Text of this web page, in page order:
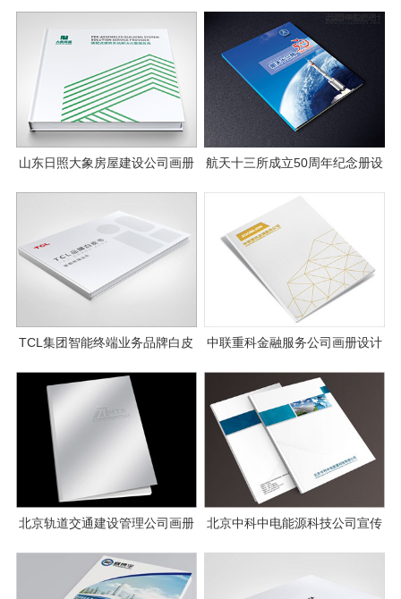
山东日照大象房屋建设公司画册
航天十三所成立50周年纪念册设
TCL集团智能终端业务品牌白皮
中联重科金融服务公司画册设计
北京轨道交通建设管理公司画册
北京中科中电能源科技公司宣传